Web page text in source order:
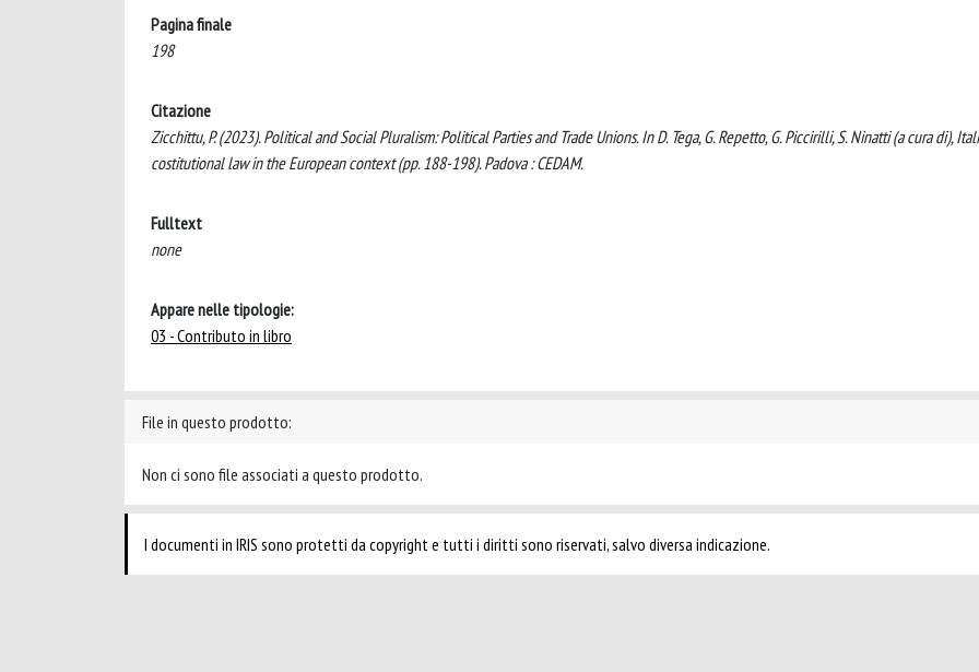
Pagina finale
198
Citazione
Zicchittu, P. (2023). Political and Social Pluralism: Political Parties and Trade Unions. In D. Tega, G. Repetto, G. Piccirilli, S. Ninatti (a cura di),
costitutional law in the European context (pp. 188-198). Padova : CEDAM.
Fulltext
none
Appare nelle tipologie:
03 - Contributo in libro
File in questo prodotto:
Non ci sono file associati a questo prodotto.
I documenti in IRIS sono protetti da copyright e tutti i diritti sono riservati, salvo diversa indicazione.